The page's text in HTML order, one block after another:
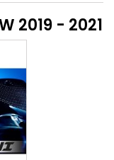
2019 - 2021